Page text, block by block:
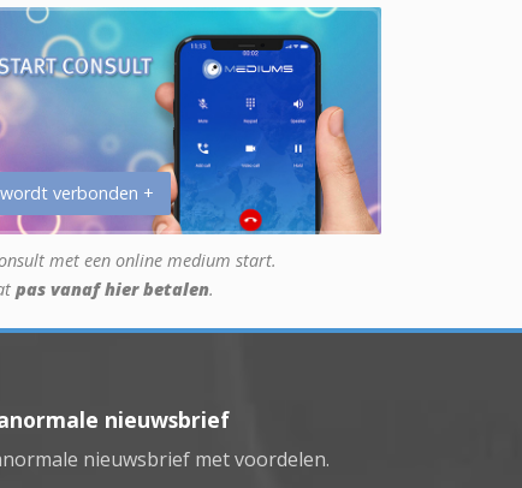
verbonden +
met een online medium start.
pas vanaf hier betalen.
nieuwsbrief
nieuwsbrief met voordelen.